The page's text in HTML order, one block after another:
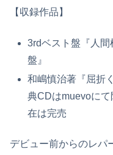
【収録作品】
3rdベスト盤『人間
盤』
和嶋慎治著『屈
典CDはmuevoに
在は完売
デビュー前からのレパ